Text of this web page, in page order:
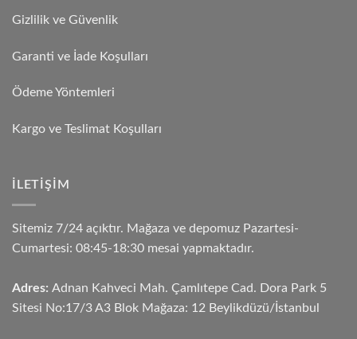
Gizlilik ve Güvenlik
Garanti ve İade Koşulları
Ödeme Yöntemleri
Kargo ve Teslimat Koşulları
İLETIŞIM
Sitemiz 7/24 açıktır. Mağaza ve depomuz Pazartesi-
Cumartesi: 08:45-18:30 mesai yapmaktadır.
Adres: Adnan Kahveci Mah. Çamlıtepe Cad. Dora Park 5
Sitesi No:17/3 A3 Blok Mağaza: 12 Beylikdüzü/İstanbul